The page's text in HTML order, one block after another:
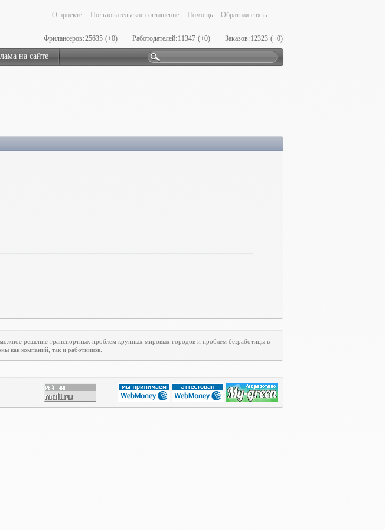
О проекте Пользовательское соглашение Помощь Обратная связь
Фрилансеров:25635 (+0) Работодателей:11347 (+0) Заказов:12323 (+0)
на сайте
решение транспортных проблем крупных мировых городов и проблем безработицы в
как компаний, так и работников.